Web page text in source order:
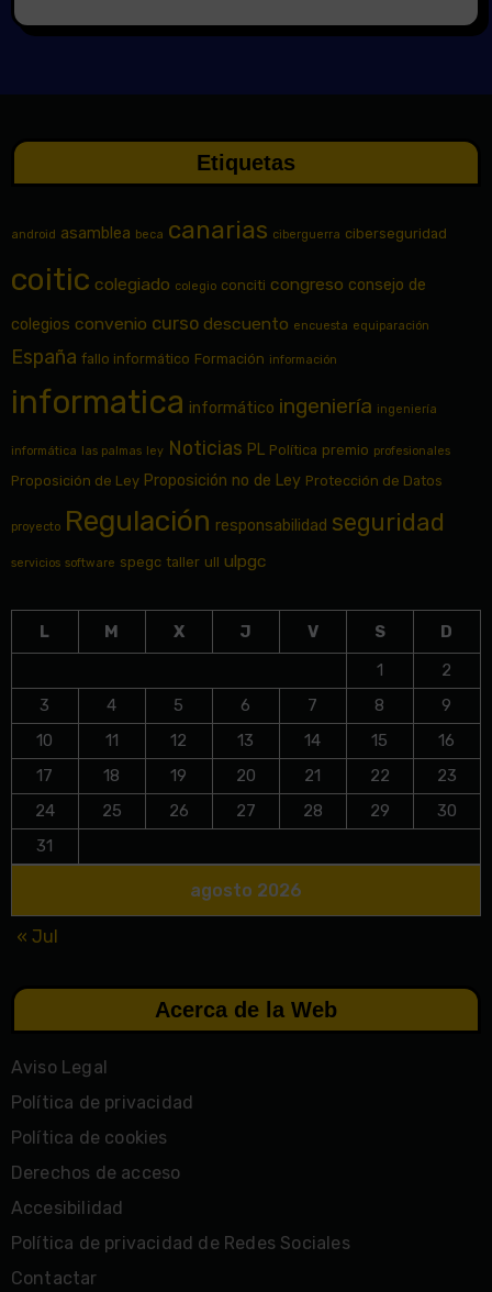
Etiquetas
android asamblea beca canarias ciberguerra ciberseguridad
coitic colegiado colegio conciti congreso consejo de
colegios convenio curso descuento encuesta equiparación
España fallo informático Formación información
informatica informático ingeniería ingeniería
informática las palmas ley Noticias PL Política premio profesionales
Proposición de Ley Proposición no de Ley Protección de Datos
proyecto Regulación responsabilidad seguridad
servicios software spegc taller ull ulpgc
agosto 2026
L M X J V S
D
1
2
3
4 5 6 7 8
9
10
11 12 13 14 15
16
17
18 19 20 21 22
23
24
25 26 27 28 29
30
31
« Jul
Acerca de la Web
Aviso Legal
Política de privacidad
Política de cookies
Derechos de acceso
Accesibilidad
Política de privacidad de Redes Sociales
Contactar